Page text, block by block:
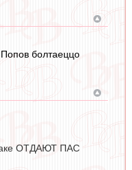
болтаеццо
ОТДАЮТ ПАС